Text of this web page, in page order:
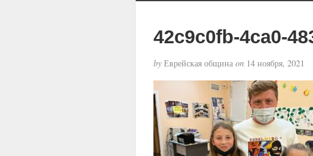
42c9c0fb-4ca0-
byЕврейская община on14 ноября, 2021